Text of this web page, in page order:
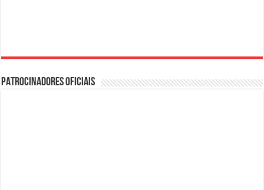
PATROCINADORES OFICIAIS